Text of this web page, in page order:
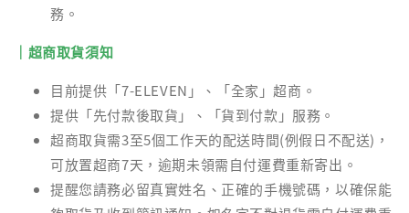
務。
｜超商取貨須知
目前提供「7-ELEVEN」、「全家」超商。
提供「先付款後取貨」、「貨到付款」服務。
超商取貨需3至5個工作天的配送時間(例假日不配送)，
可放置超商7天，逾期未領需自付運費重新寄出。
提醒您請務必留真實姓名、正確的手機號碼，以確保能